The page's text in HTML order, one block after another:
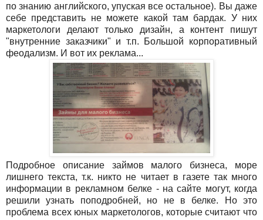
по знанию английского, упуская все остальное). Вы даже
себе представить не можете какой там бардак. У них
маркетологи делают только дизайн, а контент пишут
"внутренние заказчики" и т.п. Большой корпоративный
феодализм. И вот их реклама...
Подробное описание займов малого бизнеса, море
лишнего текста, т.к. никто не читает в газете так много
информации в рекламном белке - на сайте могут, когда
решили узнать поподробней, но не в белке. Но это
проблема всех юных маркетологов, которые считают что